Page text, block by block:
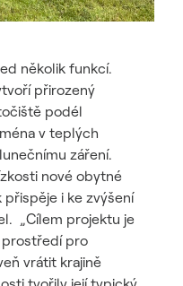
několik funkcí.
přirozený
podél
v teplých
záření.
nové obytné
přispěje i ke zvýšení
„Cílem projektu je
pro
vrátit krajině